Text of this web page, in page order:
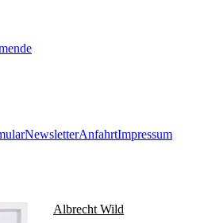
NewsletterAnfahrtImpressum
Albrecht Wild